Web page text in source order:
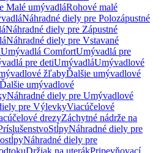
Malé umývadláRohové malé
Náhradné diely pre Polozápustné
Náhradné diely pre Zápustné
Náhradné diely pre Vstavané
Umývadlá ComfortUmývadlá pre
pre detiUmývadláUmývadlové
žľabyĎalšie umývadlové
umývadlové
Náhradné diely pre Umývadlové
pre VýlevkyViacúčelové
drezyZáchytné nádrže na
StĺpyNáhradné diely pre
Náhradné diely pre
Držiak na uterákPripevňovací